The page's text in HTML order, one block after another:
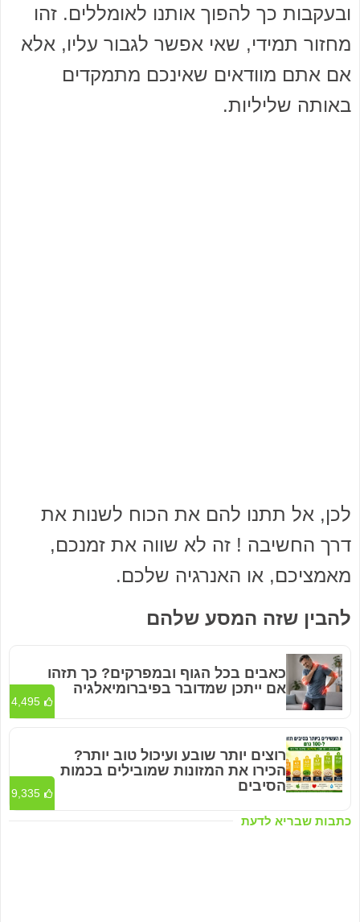
ובעקבות כך להפוך אותנו לאומללים. זהו
מחזור תמידי, שאי אפשר לגבור עליו, אלא
אם אתם מוודאים שאינכם מתמקדים
באותה שליליות.
לכן, אל תתנו להם את הכוח לשנות את
דרך החשיבה ! זה לא שווה את זמנכם,
מאמציכם, או האנרגיה שלכם.
להבין שזה המסע שלהם
כתבות שבריא לדעת
כאבים בכל הגוף ובמפרקים? כך תזהו
אם ייתכן שמדובר בפיברומיאלגיה
4,495
רוצים יותר שובע ועיכול טוב יותר?
הכירו את המזונות שמובילים בכמות
הסיבים
9,335